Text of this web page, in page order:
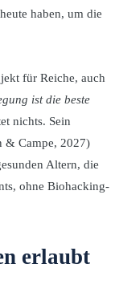
haben, um die
für Reiche, auch
ist die beste
nichts. Sein
& Campe, 2027)
Altern, die
ohne Biohacking-
erlaubt